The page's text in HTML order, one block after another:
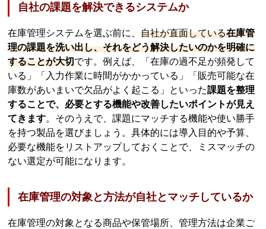
自社の課題を解決できるシステムか
在庫管理システムを選ぶ前に、自社が直面している在庫管
理の課題を洗い出し、それをどう解決したいのかを明確に
することが大切です。例えば、「在庫の過不足が頻発して
いる」「入力作業に時間がかかっている」「販売可能な在
庫数があいまいで欠品がよく起こる」といった課題を整理
することで、必要とする機能や改善したいポイントが見え
てきます。そのうえで、課題にマッチする機能や使い勝手
を持つ製品を選びましょう。具体的には導入目的や予算、
必要な機能をリストアップしておくことで、ミスマッチの
ない選定が可能になります。
在庫管理の対象と方法が自社とマッチしているか
在庫管理の対象となる商品や保管場所、管理方法は企業ご